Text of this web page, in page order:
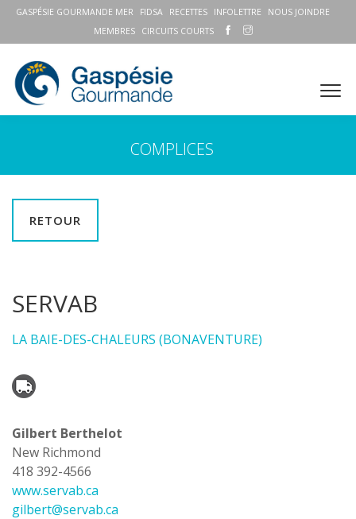
GASPÉSIE GOURMANDE MER FIDSA RECETTES INFOLETTRE
NOUS JOINDRE
MEMBRES
CIRCUITS COURTS
COMPLICES
RETOUR
SERVAB
LA BAIE-DES-CHALEURS (BONAVENTURE)
Gilbert Berthelot
New Richmond
418 392-4566
www.servab.ca
gilbert@servab.ca